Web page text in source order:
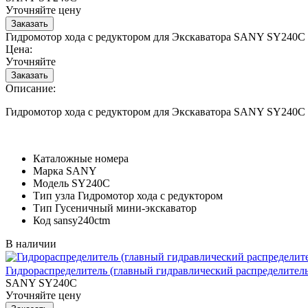
Уточняйте цену
Гидромотор хода с редуктором для Экскаватора SANY SY240C
Цена:
Уточняйте
Описание:
Гидромотор хода с редуктором для Экскаватора SANY SY240C
Каталожные номера
Марка SANY
Модель SY240C
Тип узла Гидромотор хода с редуктором
Тип Гусеничный мини-экскаватор
Код sansy240ctm
В наличии
Гидрораспределитель (главный гидравлический
SANY SY240C
Уточняйте цену